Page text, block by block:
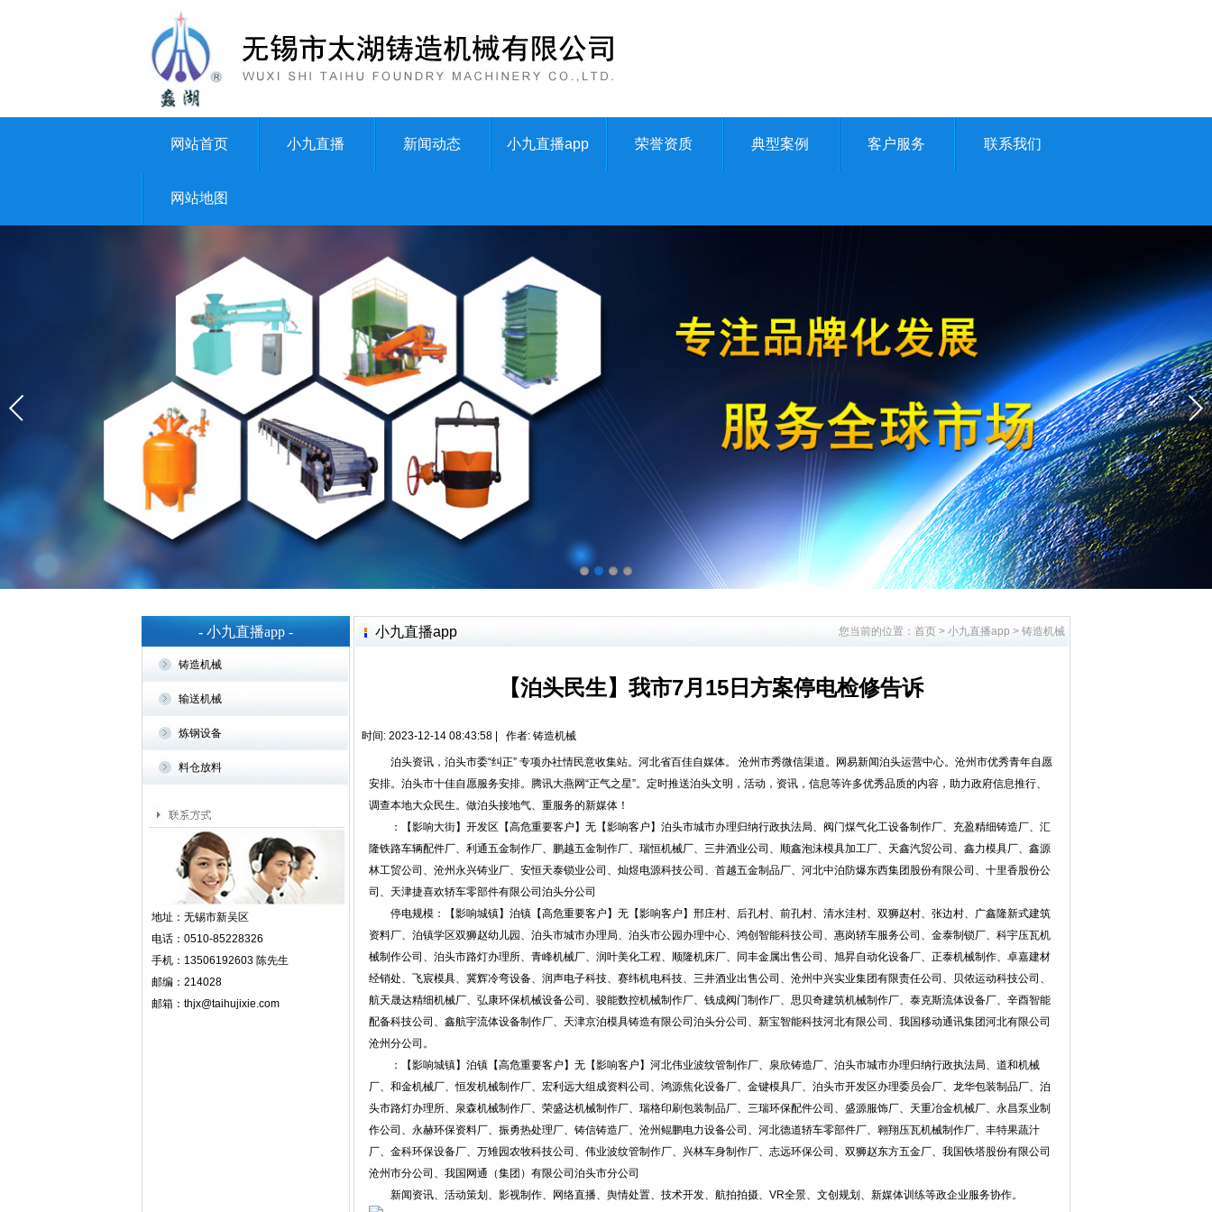
网站首页 小九直播 新闻动态 小九直播app 荣誉资质 典型案例 客户服务 联系我们
网站地图
- 小九直播app -
铸造机械
输送机械
炼钢设备
料仓放料
地址： 无锡市新吴区
电话： 0510-85228326
手机： 13506192603 陈先生
邮编： 214028
邮箱： thjx@taihujixie.com
小九直播app 您当前的位置： 首页 > 小九直播app > 铸造机械
【泊头民生】我市7月15日方案停电检修告诉
时间: 2023-12-14 08:43:58 | 作者: 铸造机械
泊头资讯，泊头市委“纠正” 专项办社情民意收集站。河北省百佳自媒体。 沧州市秀微信渠道。网易新闻泊头运营中心。沧州市优秀青年自愿
安排。泊头市十佳自愿服务安排。腾讯大燕网“正气之星”。定时推送泊头文明，活动，资讯，信息等许多优秀品质的内容，助力政府信息推行、
调查本地大众民生。做泊头接地气、重服务的新媒体！
：【影响大街】开发区【高危重要客户】无【影响客户】泊头市城市办理归纳行政执法局、阀门煤气化工设备制作厂、充盈精细铸造厂、汇
隆铁路车辆配件厂、利通五金制作厂、鹏越五金制作厂、瑞恒机械厂、三井酒业公司、顺鑫泡沫模具加工厂、天鑫汽贸公司、鑫力模具厂、鑫源
林工贸公司、沧州永兴铸业厂、安恒天泰锁业公司、灿煜电源科技公司、首越五金制品厂、河北中泊防爆东西集团股份有限公司、十里香股份公
司、天津捷喜欢轿车零部件有限公司泊头分公司
停电规模：【影响城镇】泊镇【高危重要客户】无【影响客户】邢庄村、后孔村、前孔村、清水洼村、双狮赵村、张边村、广鑫隆新式建筑
资料厂、泊镇学区双狮赵幼儿园、泊头市城市办理局、泊头市公园办理中心、鸿创智能科技公司、惠岗轿车服务公司、金泰制锁厂、科宇压瓦机
械制作公司、泊头市路灯办理所、青峰机械厂、润叶美化工程、顺隆机床厂、同丰金属出售公司、旭昇自动化设备厂、正泰机械制作、卓嘉建材
经销处、飞宸模具、冀辉冷弯设备、润声电子科技、赛纬机电科技、三井酒业出售公司、沧州中兴实业集团有限责任公司、贝侬运动科技公司、
航天晟达精细机械厂、弘康环保机械设备公司、骏能数控机械制作厂、钱成阀门制作厂、思贝奇建筑机械制作厂、泰克斯流体设备厂、辛酉智能
配备科技公司、鑫航宇流体设备制作厂、天津京泊模具铸造有限公司泊头分公司、新宝智能科技河北有限公司、我国移动通讯集团河北有限公司
沧州分公司。
：【影响城镇】泊镇【高危重要客户】无【影响客户】河北伟业波纹管制作厂、泉欣铸造厂、泊头市城市办理归纳行政执法局、道和机械
厂、和金机械厂、恒发机械制作厂、宏利远大组成资料公司、鸿源焦化设备厂、金键模具厂、泊头市开发区办理委员会厂、龙华包装制品厂、泊
头市路灯办理所、泉森机械制作厂、荣盛达机械制作厂、瑞格印刷包装制品厂、三瑞环保配件公司、盛源服饰厂、天重冶金机械厂、永昌泵业制
作公司、永赫环保资料厂、振勇热处理厂、铸信铸造厂、沧州鲲鹏电力设备公司、河北德道轿车零部件厂、翱翔压瓦机械制作厂、丰特果蔬汁
厂、金科环保设备厂、万雉园农牧科技公司、伟业波纹管制作厂、兴林车身制作厂、志远环保公司、双狮赵东方五金厂、我国铁塔股份有限公司
沧州市分公司、我国网通（集团）有限公司泊头市分公司
新闻资讯、活动策划、影视制作、网络直播、舆情处置、技术开发、航拍拍摄、VR全景、文创规划、新媒体训练等政企业服务协作。